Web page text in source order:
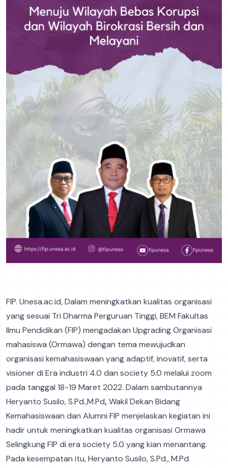
FIP. Unesa.ac.id, Dalam meningkatkan kualitas organisasi
yang sesuai Tri Dharma Perguruan Tinggi, BEM Fakultas
Ilmu Pendidikan (FIP) mengadakan Upgrading Organisasi
mahasiswa (Ormawa) dengan tema mewujudkan
organisasi kemahasiswaan yang adaptif, inovatif, serta
visioner di Era industri 4.0 dan society 5.0 melalui zoom
pada tanggal 18-19 Maret 2022. Dalam sambutannya
Heryanto Susilo, S.Pd.,M.Pd,Wakil Dekan Bidang
Kemahasiswaan dan Alumni FIP menjelaskan kegiatan ini
hadir untuk meningkatkan kualitas organisasi Ormawa
Selingkung FIP di era society 5.0 yang kian menantang.
Pada kesempatan itu, Heryanto Susilo, S.Pd., M.Pd.